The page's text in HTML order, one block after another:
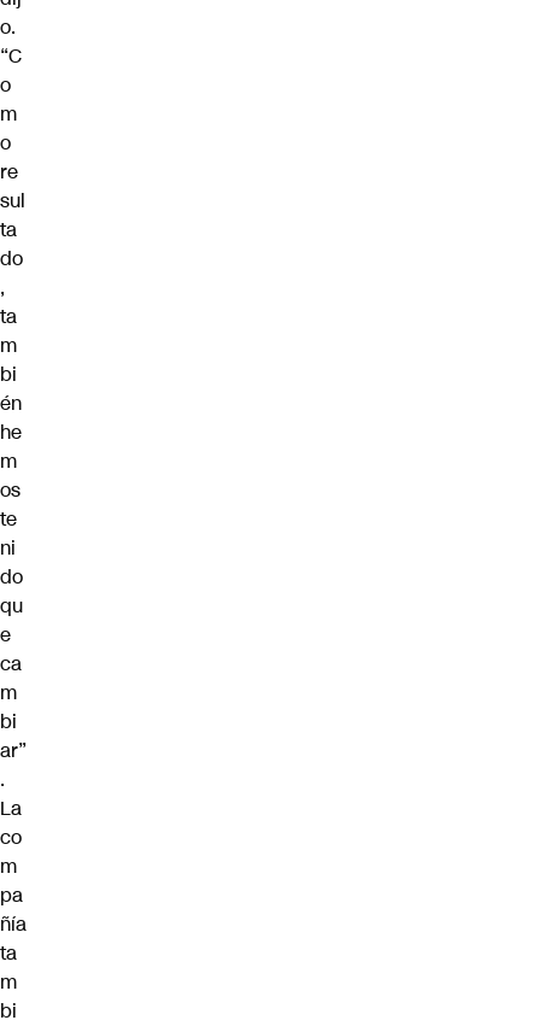
o.
“C
o
m
o
re
sul
ta
do
,
ta
m
bi
én
he
m
os
te
ni
do
qu
e
ca
m
bi
ar”
.
La
co
m
pa
ñía
ta
m
bi